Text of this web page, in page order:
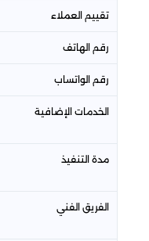
تقييم العملاء
رقم الهاتف
رقم الواتساب
الخدمات الإضافية
مدة التنفيذ
الفريق الفني